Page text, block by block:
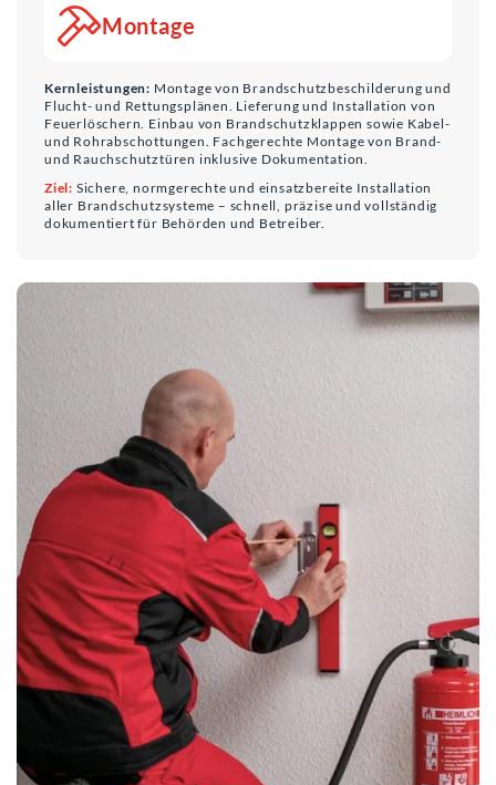
Montage
Kernleistungen: Montage von Brandschutzbeschilderung und
Flucht- und Rettungsplänen. Lieferung und Installation von
Feuerlöschern. Einbau von Brandschutzklappen sowie Kabel-
und Rohrabschottungen. Fachgerechte Montage von Brand-
und Rauchschutztüren inklusive Dokumentation.
Ziel: Sichere, normgerechte und einsatzbereite Installation
aller Brandschutzsysteme – schnell, präzise und vollständig
dokumentiert für Behörden und Betreiber.